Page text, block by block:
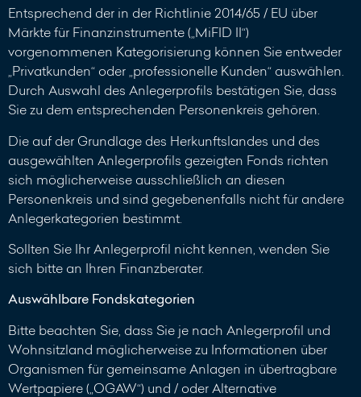
Entsprechend der in der Richtlinie 2014/65 / EU über
Märkte für Finanzinstrumente („MiFID II“)
vorgenommenen Kategorisierung können Sie entweder
„Privatkunden“ oder „professionelle Kunden“ auswählen.
Durch Auswahl des Anlegerprofils bestätigen Sie, dass
Sie zu dem entsprechenden Personenkreis gehören.
Die auf der Grundlage des Herkunftslandes und des
ausgewählten Anlegerprofils gezeigten Fonds richten
sich möglicherweise ausschließlich an diesen
Personenkreis und sind gegebenenfalls nicht für andere
Anlegerkategorien bestimmt.
Sollten Sie Ihr Anlegerprofil nicht kennen, wenden Sie
sich bitte an Ihren Finanzberater.
Auswählbare Fondskategorien
Bitte beachten Sie, dass Sie je nach Anlegerprofil und
Wohnsitzland möglicherweise zu Informationen über
Organismen für gemeinsame Anlagen in übertragbare
Wertpapiere („OGAW“) und / oder Alternative